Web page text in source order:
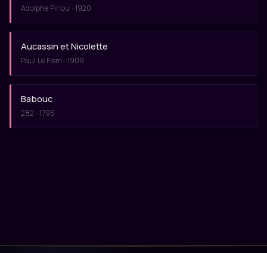
Adolphe Piriou · 1920
Aucassin et Nicolette
Paul Le Flem · 1909
Babouc
282 · 1795